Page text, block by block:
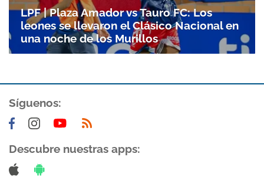
LPF | Plaza Amador vs Tauro FC: Los
leones se llevaron el Clásico Nacional en
una noche de los Murillos
Síguenos:
Descubre nuestras apps: